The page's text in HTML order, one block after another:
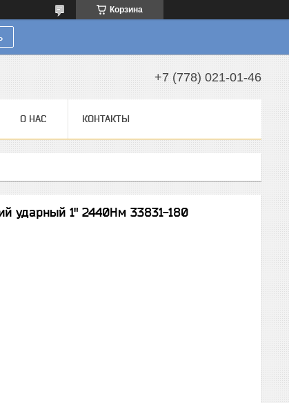
Корзина
+7 (778) 021-01-46
О НАС КОНТАКТЫ
ударный 1" 2440Нм 33831-180